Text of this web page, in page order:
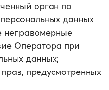
орган по
данных
неправомерные
Оператора при
данных;
предусмотренных